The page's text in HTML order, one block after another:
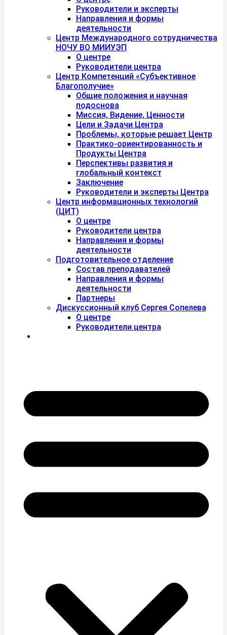
Руководители и эксперты
Направления и формы
деятельности
Центр Международного сотрудничества
НОЧУ ВО МИИУЭП
О центре
Руководители центра
Центр Компетенций «Субъективное
Благополучие»
Общие положения и научная
подоснова
Миссия, Видение, Ценности
Цели и Задачи Центра
Проблемы, которые решает Центр
Практико-ориентированность и
Продукты Центра
Перспективы развития и
глобальный контекст
Заключение
Руководители и эксперты Центра
Центр информационных технологий
(ЦИТ)
О центре
Руководители центра
Направления и формы
деятельности
Подготовительное отделение
Состав преподавателей
Направления и формы
деятельности
Партнеры
Дискуссионный клуб Сергея Сопелева
О центре
Руководители центра